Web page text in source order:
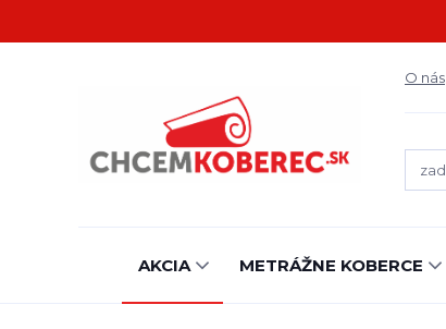
O nás
AKCIA METRÁŽNE KOBERCE